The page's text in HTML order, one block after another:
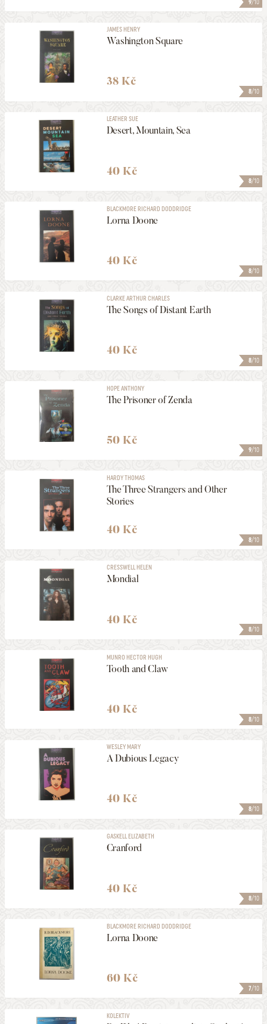
9/10
8/10
JAMES HENRY
Washington Square
38 Kč
8/10
LEATHER SUE
Desert, Mountain, Sea
40 Kč
8/10
BLACKMORE RICHARD DODDRIDGE
Lorna Doone
40 Kč
8/10
CLARKE ARTHUR CHARLES
The Songs of Distant Earth
40 Kč
9/10
HOPE ANTHONY
The Prisoner of Zenda
50 Kč
8/10
HARDY THOMAS
The Three Strangers and Other
Stories
40 Kč
8/10
CRESSWELL HELEN
Mondial
40 Kč
8/10
MUNRO HECTOR HUGH
Tooth and Claw
40 Kč
8/10
WESLEY MARY
A Dubious Legacy
40 Kč
8/10
GASKELL ELIZABETH
Cranford
40 Kč
7/10
BLACKMORE RICHARD DODDRIDGE
Lorna Doone
60 Kč
KOLEKTIV